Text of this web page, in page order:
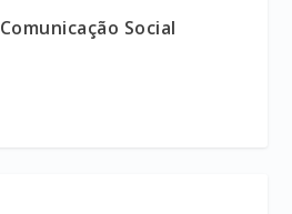
Comunicação Social